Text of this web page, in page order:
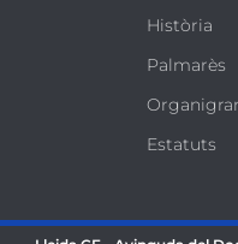
Història
Palmarès
Estatuts